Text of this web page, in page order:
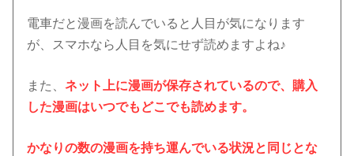
電車だと漫画を読んでいると人目が気になります
が、スマホなら人目を気にせず読めますよね♪
また、ネット上に漫画が保存されているので、購入
した漫画はいつでもどこでも読めます。
かなりの数の漫画を持ち運んでいる状況と同じとな